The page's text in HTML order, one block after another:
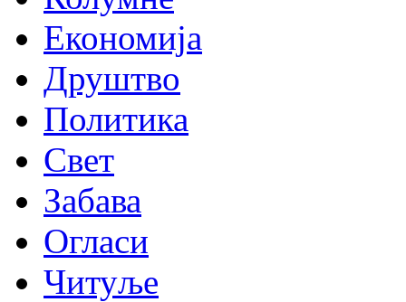
Економија
Друштво
Политика
Свет
Забава
Огласи
Читуље